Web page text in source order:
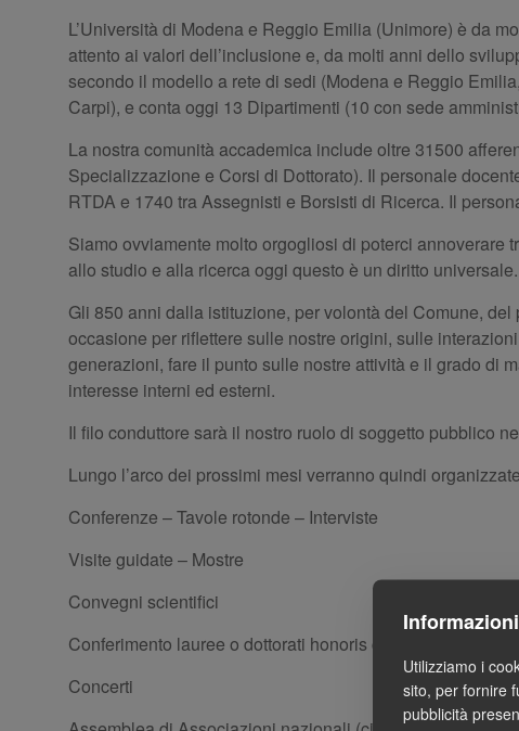
L’Università di Modena e Reggio Emilia (Unimore) è da
attento ai valori dell’inclusione e, da molti anni dello
secondo il modello a rete di sedi (Modena e Reggio
Carpi), e conta oggi 13 Dipartimenti (10 con sede
La nostra comunità accademica include oltre 31500
Specializzazione e Corsi di Dottorato). Il personale
RTDA e 1740 tra Assegnisti e Borsisti di Ricerca. Il
Siamo ovviamente molto orgogliosi di poterci
allo studio e alla ricerca oggi questo è un diritto universale.
Gli 850 anni dalla istituzione, per volontà del Comune,
occasione per riflettere sulle nostre origini, sulle
generazioni, fare il punto sulle nostre attività e il grado di
interesse interni ed esterni.
Il filo conduttore sarà il nostro ruolo di soggetto pubblico
Lungo l’arco dei prossimi mesi verranno quindi
Conferenze – Tavole rotonde – Interviste
Visite guidate – Mostre
Convegni scientifici
Conferimento lauree o dottorati honoris causa
Concerti
Utilizziamo i
sito, per fornire
pubblicità